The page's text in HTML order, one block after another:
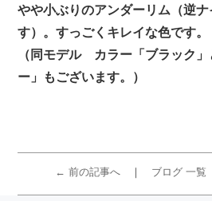
やや小ぶりのアンダーリム（逆
す）。すっごくキレイな色です。
（同モデル カラー「ブラック
ー」もございます。）
← 前の記事へ ブログ 一覧